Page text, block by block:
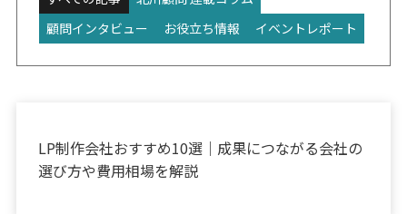
顧問インタビュー
お役立ち情報 イベントレポート
LP制作会社おすすめ10選｜成果につながる会社の
選び方や費用相場を解説